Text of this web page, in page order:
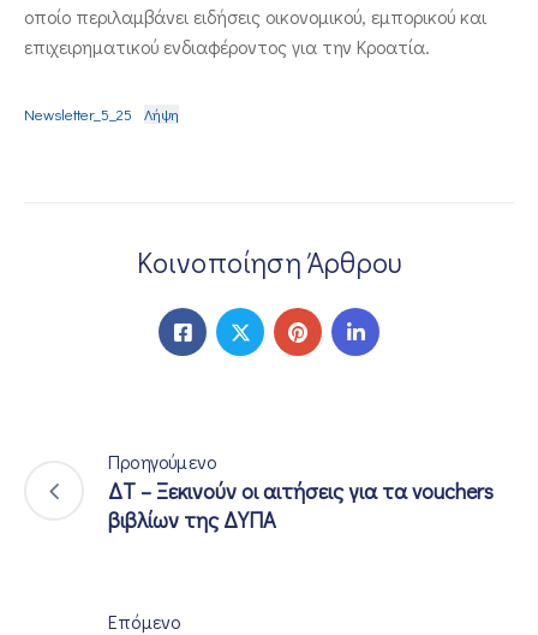
οποίο περιλαμβάνει ειδήσεις οικονομικού, εμπορικού και
επιχειρηματικού ενδιαφέροντος για την Κροατία.
Newsletter_5_25 Λήψη
Κοινοποίηση Άρθρου
Προηγούμενο
ΔΤ – Ξεκινούν οι αιτήσεις για τα vouchers
βιβλίων της ΔΥΠΑ
Επόμενο